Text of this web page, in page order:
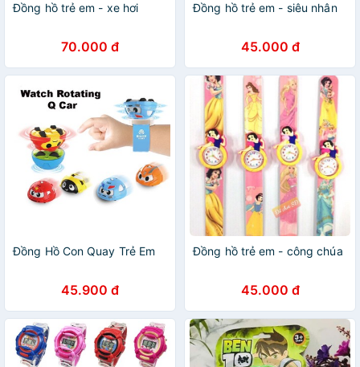
Đồng hồ trẻ em - xe hơi
70.000 đ
Đồng hồ trẻ em - siêu nhân
45.000 đ
Đồng Hồ Con Quay Trẻ Em
45.900 đ
Đồng hồ trẻ em - công chúa
45.000 đ